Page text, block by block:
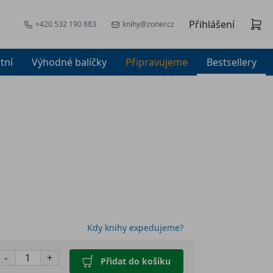
+420 532 190 883 knihy@zoner.cz Přihlášení
Výhodné balíčky Připravujeme Bestsellery
Kdy knihy expedujeme?
- + Přidat do košíku